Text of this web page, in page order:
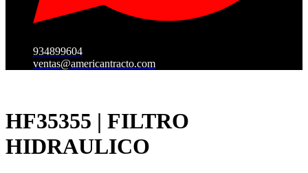
934899604
ventas@americantracto.com
HF35355 | FILTRO
HIDRAULICO